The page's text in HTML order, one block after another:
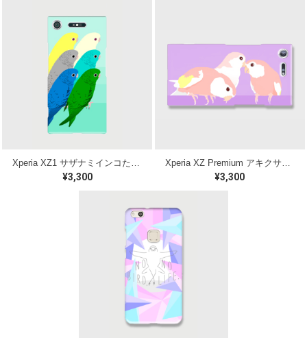
Xperia XZ1 サザナミインコたち ケース
¥3,300
Xperia XZ Premium アキクサインコ ケース
¥3,300